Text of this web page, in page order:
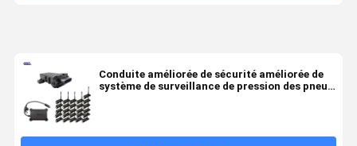
Conduite améliorée de sécurité améliorée de
système de surveillance de pression des pneus